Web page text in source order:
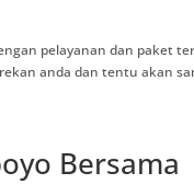
pelayanan dan paket
anda dan tentu akan
Bersama